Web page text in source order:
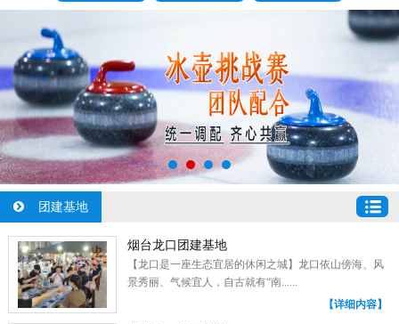
团建基地
烟台龙口团建基地
【龙口是一座生态宜居的休闲之城】龙口依山傍海、风
景秀丽、气候宜人，自古就有“南......
【详细内容】